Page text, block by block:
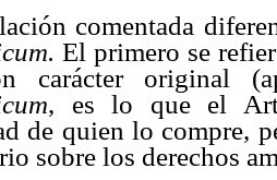
comentada
El primero se
carácter original
, es lo que el
de quien lo compre,
sobre los derechos